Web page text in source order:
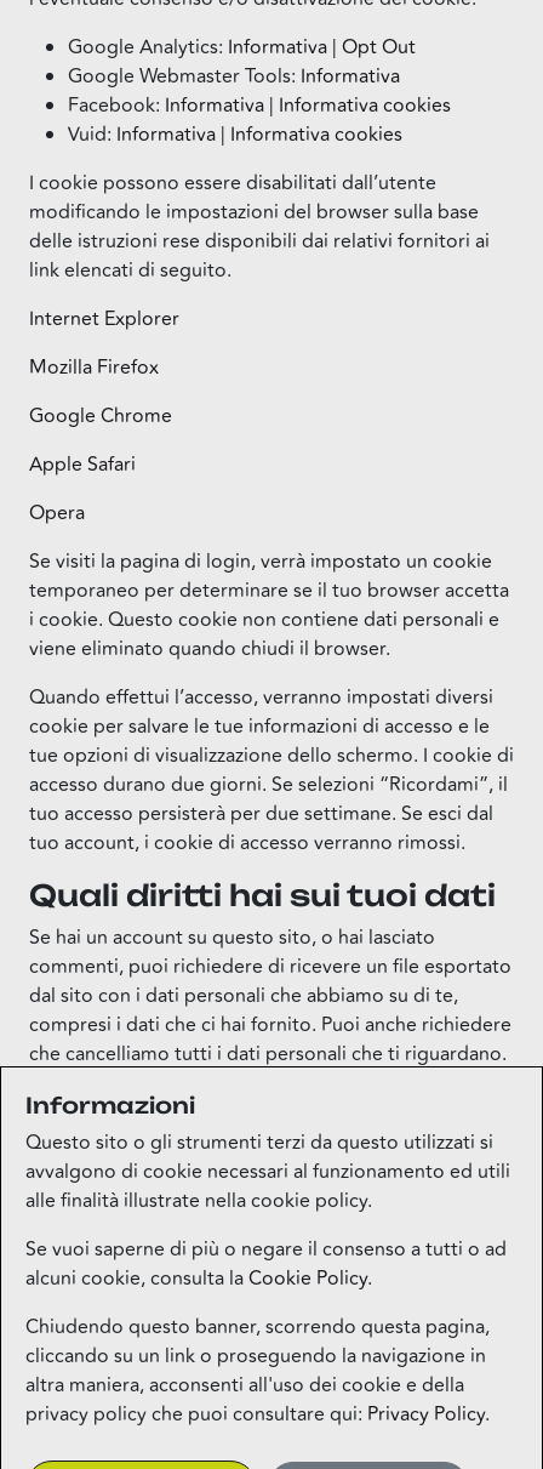
Google Analytics: Informativa | Opt Out
Google Webmaster Tools: Informativa
Facebook: Informativa | Informativa cookies
Vuid: Informativa | Informativa cookies
I cookie possono essere disabilitati dall’utente
modificando le impostazioni del browser sulla base
delle istruzioni rese disponibili dai relativi fornitori ai
link elencati di seguito.
Internet Explorer
Mozilla Firefox
Google Chrome
Apple Safari
Opera
Se visiti la pagina di login, verrà impostato un cookie
temporaneo per determinare se il tuo browser accetta
i cookie. Questo cookie non contiene dati personali e
viene eliminato quando chiudi il browser.
Quando effettui l’accesso, verranno impostati diversi
cookie per salvare le tue informazioni di accesso e le
tue opzioni di visualizzazione dello schermo. I cookie di
accesso durano due giorni. Se selezioni “Ricordami”, il
tuo accesso persisterà per due settimane. Se esci dal
tuo account, i cookie di accesso verranno rimossi.
Quali diritti hai sui tuoi dati
Se hai un account su questo sito, o hai lasciato
commenti, puoi richiedere di ricevere un file esportato
dal sito con i dati personali che abbiamo su di te,
compresi i dati che ci hai fornito. Puoi anche richiedere
che cancelliamo tutti i dati personali che ti riguardano.
conservare per scopi amministrativi, legali o di
sicurezza.
Informazioni
Questo sito o gli strumenti terzi da questo utilizzati si
avvalgono di cookie necessari al funzionamento ed utili
alle finalità illustrate nella cookie policy.
Se vuoi saperne di più o negare il consenso a tutti o ad
alcuni cookie, consulta laCookie Policy.
Chiudendo questo banner, scorrendo questa pagina,
cliccando su un link o proseguendo la navigazione in
altra maniera, acconsenti all'uso dei cookie e della
privacy policy che puoi consultare qui: Privacy Policy.
Contatti